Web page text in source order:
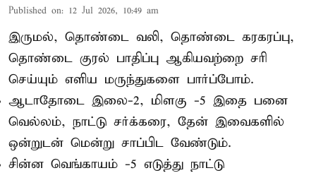
Published on: 12 Jul 2026, 10:49 am
இருமல், தொண்டை வலி, தொண்டை கரகரப்பு,
தொண்டை குரல் பாதிப்பு ஆகியவற்றை சரி
செய்யும் எளிய மருந்துகளை பார்ப்போம்.
ஆடாதோடை இலை-2, மிளகு -5 இதை பனை
வெல்லம், நாட்டு சர்க்கரை, தேன் இவைகளில்
ஒன்றுடன் மென்று சாப்பிட வேண்டும்.
சின்ன வெங்காயம் -5 எடுத்து நாட்டு